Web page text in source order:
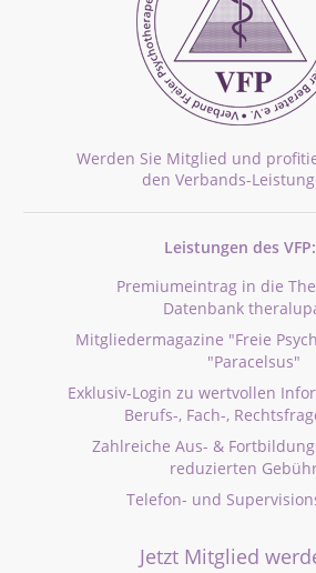
Werden Sie Mitglied und
den Verbands-
Leistungen des VFP:
Premiumeintrag in die
Datenbank
Mitgliedermagazine "Freie
"Paracelsus"
Exklusiv-Login zu wertvollen
Berufs-, Fach-,
Zahlreiche Aus- &
reduzierten
Telefon- und
Jetzt Mitglied